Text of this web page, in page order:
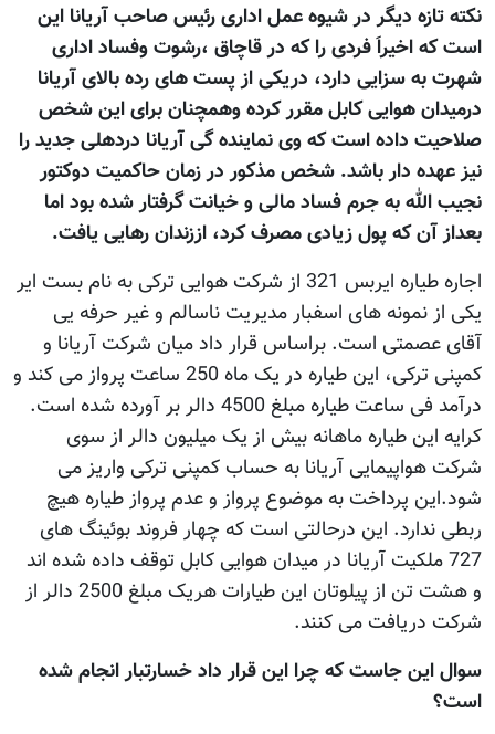
نکته تازه دیگر در شیوه عمل اداری رئیس صاحب آریانا این
است که اخیراَ فردی را که در قاچاق ،رشوت وفساد اداری
شهرت به سزایی دارد، دریکی از پست های رده بالای آریانا
درمیدان هوایی کابل مقرر کرده وهمچنان برای این شخص
صلاحیت داده است که وی نماینده گی آریانا دردهلی جدید را
نیز عهده دار باشد. شخص مذکور در زمان حاکمیت دوکتور
نجیب الله به جرم فساد مالی و خیانت گرفتار شده بود اما
بعداز آن که پول زیادی مصرف کرد، اززندان رهایی یافت.
اجاره طیاره ایربس 321 از شرکت هوایی ترکی به نام بست ایر
یکی از نمونه های اسفبار مدیریت ناسالم و غیر حرفه یی
آقای عصمتی است. براساس قرار داد میان شرکت آریانا و
کمپنی ترکی، این طیاره در یک ماه 250 ساعت پرواز می کند و
درآمد فی ساعت طیاره مبلغ 4500 دالر بر آورده شده است.
کرایه این طیاره ماهانه بیش از یک میلیون دالر از سوی
شرکت هواپیمایی آریانا به حساب کمپنی ترکی واریز می
شود.این پرداخت به موضوع پرواز و عدم پرواز طیاره هیچ
ربطی ندارد. این درحالتی است که چهار فروند بوئینگ های
727 ملکیت آریانا در میدان هوایی کابل توقف داده شده اند
و هشت تن از پیلوتان این طیارات هریک مبلغ 2500 دالر از
شرکت دریافت می کنند.
سوال این جاست که چرا این قرار داد خسارتبار انجام شده
است؟